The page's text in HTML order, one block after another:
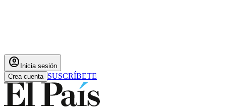
account_circle Inicia sesión
Crea cuenta SUSCRÍBETE